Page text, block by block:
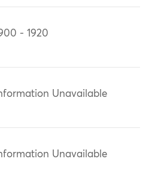
- 1920
Unavailable
Unavailable